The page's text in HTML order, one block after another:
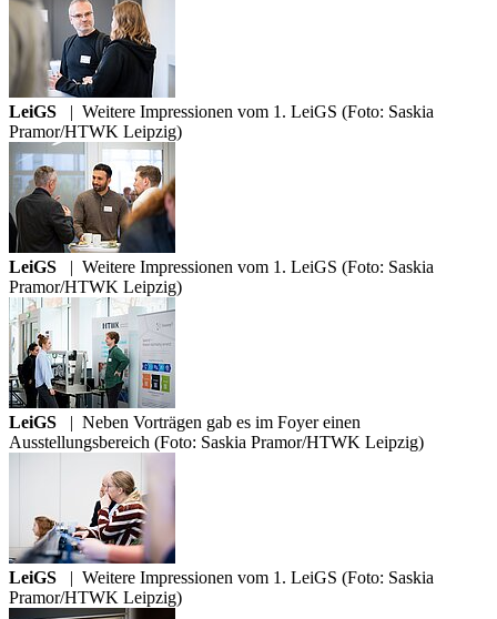
LeiGS | Weitere Impressionen vom 1. LeiGS (Foto: Saskia
Pramor/HTWK Leipzig)
LeiGS | Weitere Impressionen vom 1. LeiGS (Foto: Saskia
Pramor/HTWK Leipzig)
LeiGS | Neben Vorträgen gab es im Foyer einen
Ausstellungsbereich (Foto: Saskia Pramor/HTWK Leipzig)
LeiGS | Weitere Impressionen vom 1. LeiGS (Foto: Saskia
Pramor/HTWK Leipzig)